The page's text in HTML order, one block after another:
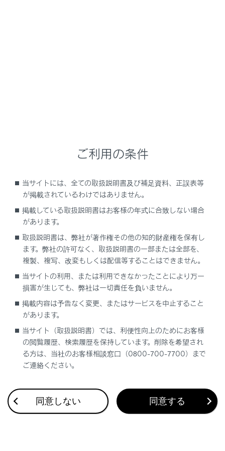
システムのON／OFF を変更する
ディスプレイ表示とシステムの作動状況
合わせて見られているページ
レーダークルーズコントロール
ドライブモードセレクトスイッチ
フルタイム4WD
このページは役に立ちましたか？
ご利用の条件
当サイトには、全ての取扱説明書及び補足資料、正誤表等
が掲載されているわけではありません。
掲載している取扱説明書はお客様の年式に合致しない場合
があります。
取扱説明書は、弊社が著作権その他の知的財産権を保有し
ます。弊社の許可なく、取扱説明書の一部または全部を、
複製、複写、改変もしくは配信等することはできません。
当サイトの利用、または利用できなかったことにより万一
損害が生じても、弊社は一切責任を負いません。
掲載内容は予告なく変更、またはサービスを中止すること
があります。
当サイト（取扱説明書）では、利便性向上のためにお客様
の閲覧履歴、検索履歴を保持しています。削除を希望され
る方は、当社のお客様相談窓口（0800-700-7700）まで
ご連絡ください。
同意しない 同意する